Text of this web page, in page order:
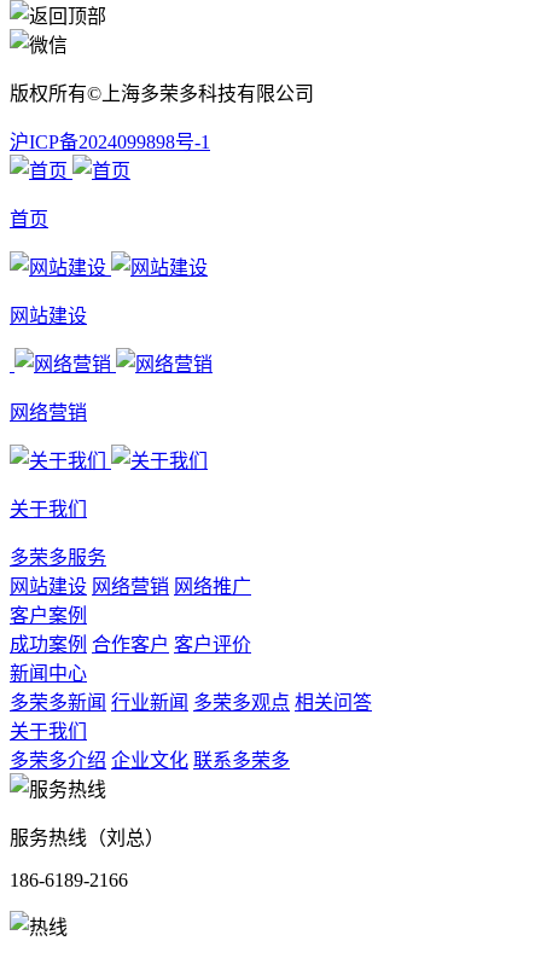
版权所有©上海多荣多科技有限公司
沪ICP备2024099898号-1
首页
网站建设
网络营销
关于我们
多荣多服务
网站建设 网络营销 网络推广
客户案例
成功案例 合作客户 客户评价
新闻中心
多荣多新闻 行业新闻 多荣多观点 相关问答
关于我们
多荣多介绍 企业文化 联系多荣多
服务热线（刘总）
186-6189-2166